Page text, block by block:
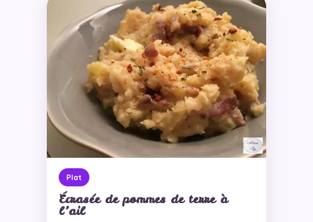
Plat
Écrasée de pommes de terre à
l’ail